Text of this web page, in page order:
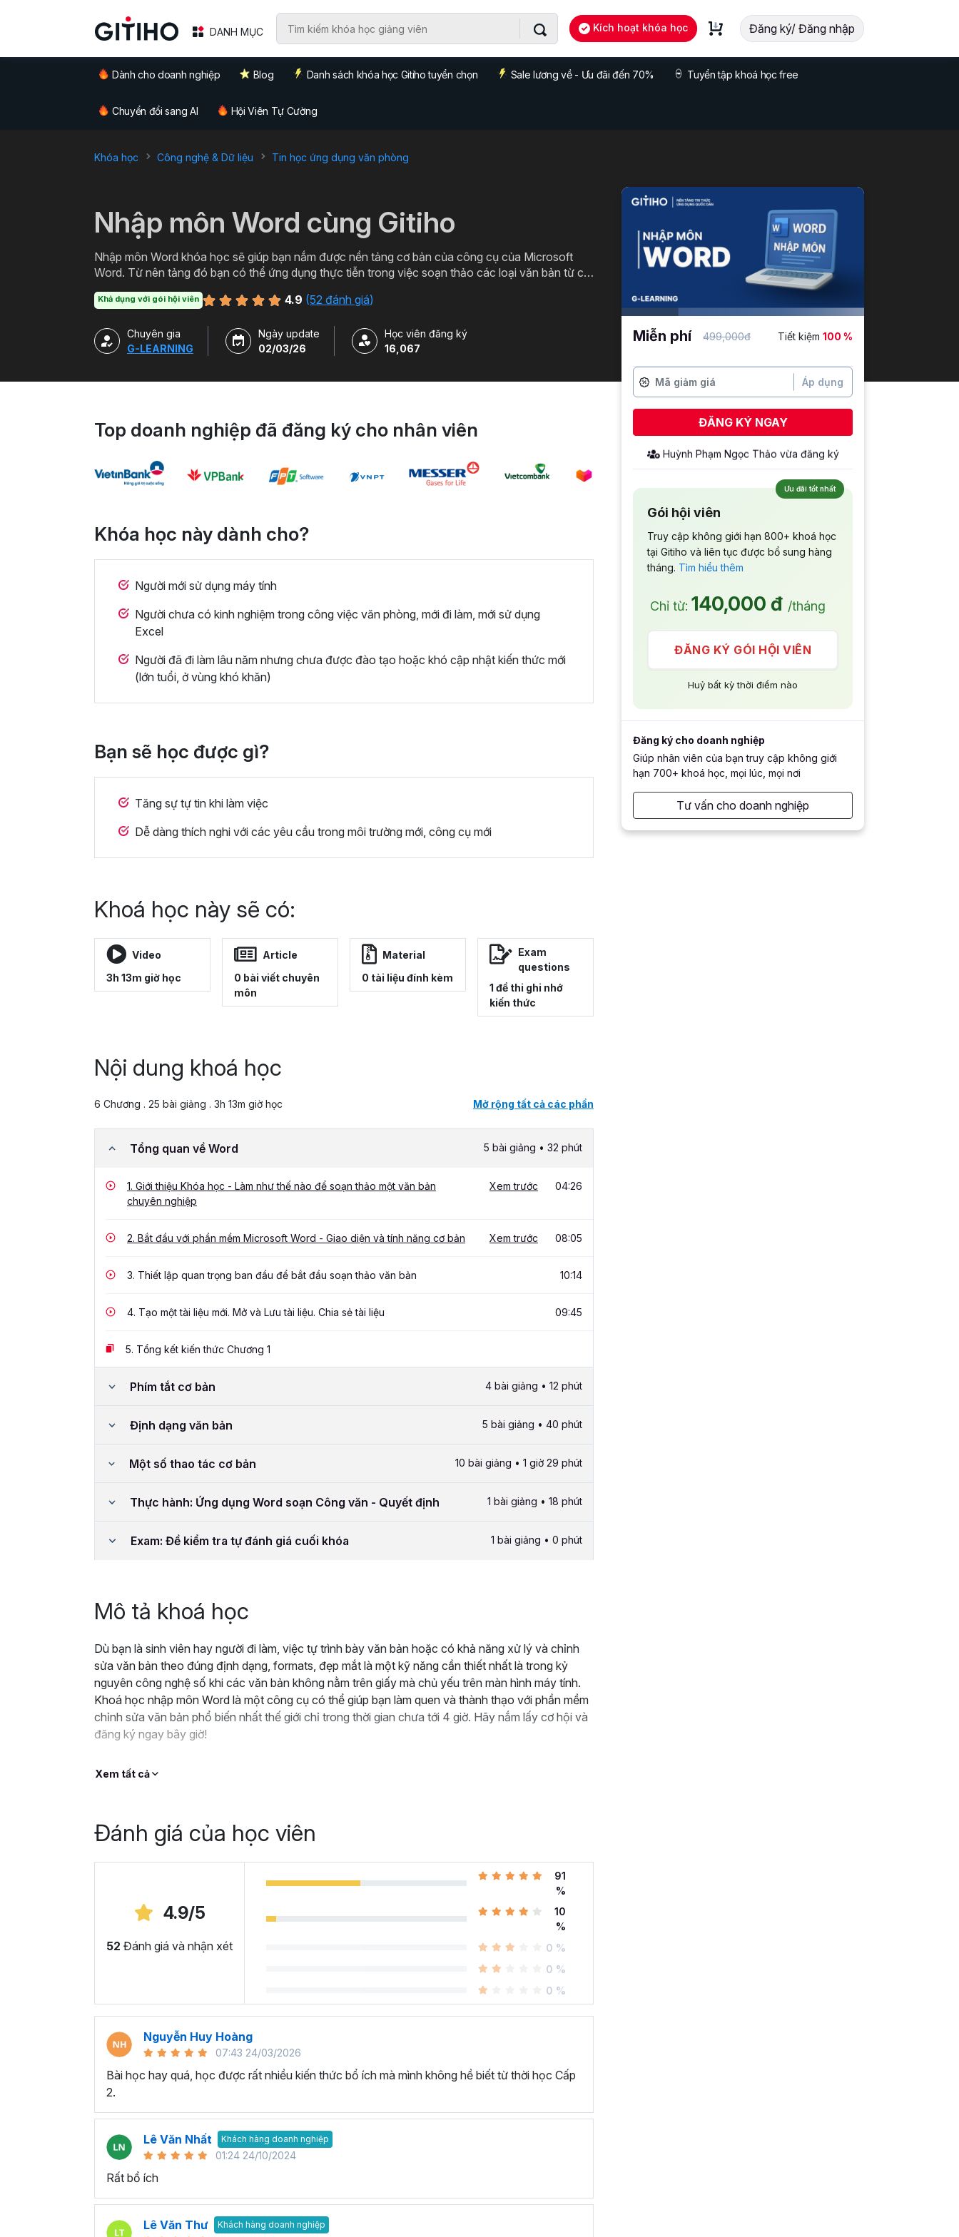
DANH MỤC Kích hoạt khóa học Đăng ký/ Đăng nhập
Dành cho doanh nghiệp Blog Danh sách khóa học Gitiho tuyển chọn Sale lương về - Ưu đãi đến 70% Tuyển tập khoá học free
Chuyển đổi sang AI Hội Viên Tự Cường
Khóa học Công nghệ & Dữ liệu Tin học ứng dụng văn phòng
Nhập môn Word cùng Gitiho
Nhập môn Word khóa học sẽ giúp bạn nắm được nền tảng cơ bản của công cụ của Microsoft
Word. Từ nên tảng đó bạn có thể ứng dụng thực tiễn trong việc soạn thảo các loại văn bản từ cơ
Word miễn phí cùng Gitiho ngay hôm nay nào.
Khả dụng với gói hội viên 4.9 (52 đánh giá)
Chuyên gia
G-LEARNING
Ngày update
02/03/26
Học viên đăng ký
16,067
Top doanh nghiệp đã đăng ký cho nhân viên
Khóa học này dành cho?
Người mới sử dụng máy tính
Người chưa có kinh nghiệm trong công việc văn phòng, mới đi làm, mới sử dụng
Excel
Người đã đi làm lâu năm nhưng chưa được đào tạo hoặc khó cập nhật kiến thức mới
(lớn tuổi, ở vùng khó khăn)
Bạn sẽ học được gì?
Tăng sự tự tin khi làm việc
Dễ dàng thích nghi với các yêu cầu trong môi trường mới, công cụ mới
Khoá học này sẽ có:
Video
3h 13m giờ học
Article
0 bài viết chuyên
môn
Material
0 tài liệu đính kèm
Exam
questions
1 đề thi ghi nhớ
kiến thức
Nội dung khoá học
6 Chương . 25 bài giảng . 3h 13m giờ học Mở rộng tất cả các phần
Tổng quan về Word 5 bài giảng • 32 phút
1. Giới thiệu Khóa học - Làm như thế nào để soạn thảo một văn bản
chuyên nghiệp
Xem trước 04:26
2. Bắt đầu với phần mềm Microsoft Word - Giao diện và tính năng cơ bản Xem trước 08:05
3. Thiết lập quan trọng ban đầu để bắt đầu soạn thảo văn bản 10:14
4. Tạo một tài liệu mới. Mở và Lưu tài liệu. Chia sẻ tài liệu 09:45
5. Tổng kết kiến thức Chương 1
Phím tắt cơ bản 4 bài giảng • 12 phút
Định dạng văn bản 5 bài giảng • 40 phút
Một số thao tác cơ bản 10 bài giảng • 1 giờ 29 phút
Thực hành: Ứng dụng Word soạn Công văn - Quyết định 1 bài giảng • 18 phút
Exam: Đề kiểm tra tự đánh giá cuối khóa 1 bài giảng • 0 phút
Mô tả khoá học
Dù bạn là sinh viên hay người đi làm, việc tự trình bày văn bản hoặc có khả năng xử lý và chỉnh
sửa văn bản theo đúng định dạng, formats, đẹp mắt là một kỹ năng cần thiết nhất là trong kỷ
nguyên công nghệ số khi các văn bản không nằm trên giấy mà chủ yếu trên màn hình máy tính.
Khoá học nhập môn Word là một công cụ có thể giúp bạn làm quen và thành thạo với phần mềm
chỉnh sửa văn bản phổ biến nhất thế giới chỉ trong thời gian chưa tới 4 giờ. Hãy nắm lấy cơ hội và
đăng ký ngay bây giờ!
Xem tất cả
Đánh giá của học viên
4.9/5
52 Đánh giá và nhận xét
91
%
10
%
0 %
0 %
0 %
Nguyễn Huy Hoàng
07:43 24/03/2026
Bài học hay quá, học được rất nhiều kiến thức bổ ích mà mình không hề biết từ thời học Cấp
2.
Lê Văn Nhất Khách hàng doanh nghiệp
01:24 24/10/2024
Rất bổ ích
Lê Văn Thư Khách hàng doanh nghiệp
Miễn phí 499,000đ Tiết kiệm 100 %
Áp dụng
ĐĂNG KÝ NGAY
Ưu đãi tốt nhất
Gói hội viên
Truy cập không giới hạn 800+ khoá học
tại Gitiho và liên tục được bổ sung hàng
tháng. Tìm hiểu thêm
Chỉ từ: 140,000 đ /tháng
ĐĂNG KÝ GÓI HỘI VIÊN
Huỷ bất kỳ thời điểm nào
Đăng ký cho doanh nghiệp
Giúp nhân viên của bạn truy cập không giới
hạn 700+ khoá học, mọi lúc, mọi nơi
Tư vấn cho doanh nghiệp